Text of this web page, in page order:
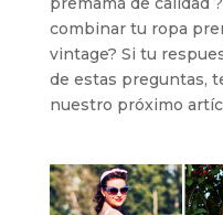
combinar tu ropa
vintage? Si tu
de estas preguntas,
nuestro próximo